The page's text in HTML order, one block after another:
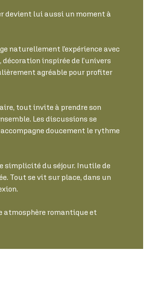
devient lui aussi un moment à
naturellement l’expérience avec
inspirée de l’univers
agréable pour profiter
tout invite à prendre son
Les discussions se
doucement le rythme
simplicité du séjour. Inutile de
Tout se vit sur place, dans un
atmosphère romantique et